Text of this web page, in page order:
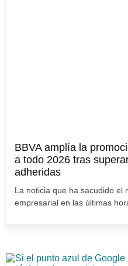
BBVA amplía la
a todo 2026 tras
adheridas
La noticia que ha sacudido el
empresarial en las últimas